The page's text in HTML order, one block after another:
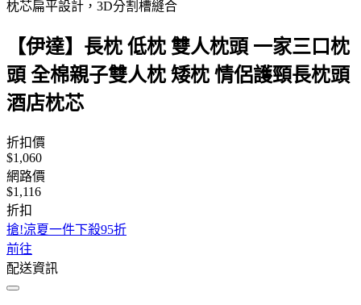
枕芯扁平設計，3D分割槽縫合
【伊達】長枕 低枕 雙人枕頭 一家三口枕
頭 全棉親子雙人枕 矮枕 情侶護頸長枕頭
酒店枕芯
折扣價
$1,060
網路價
$1,116
折扣
搶!涼夏一件下殺95折
前往
配送資訊